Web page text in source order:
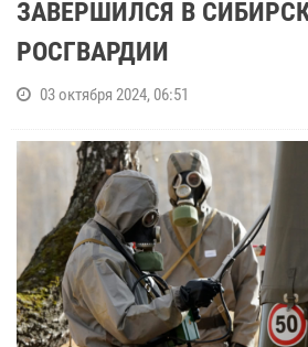
ЗАВЕРШИЛСЯ В
РОСГВАРДИИ
03 октября 2024, 06:51